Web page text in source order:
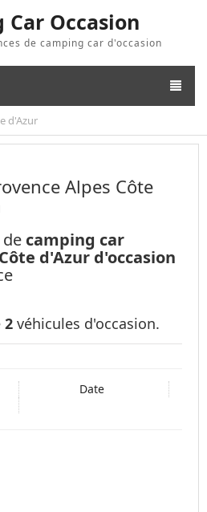
Car Occasion
de camping car d'occasion
d'Azur
Alpes Côte
camping car
d'Azur d'occasion
2 véhicules d'occasion.
Date